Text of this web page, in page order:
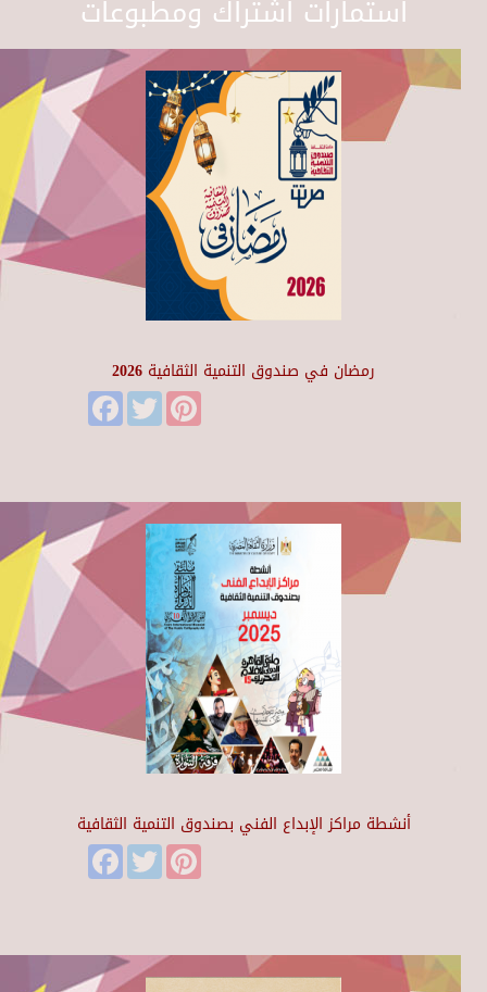
استمارات اشتراك ومطبوعات
رمضان في صندوق التنمية الثقافية 2026
FacebookTwitter
أنشطة مراكز الإبداع الفني بصندوق التنمية الثقافية
FacebookTwitter